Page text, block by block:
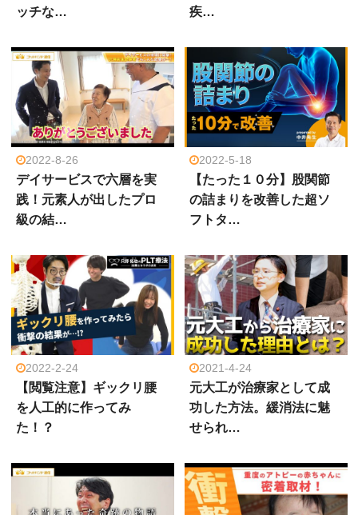
ッチな…
疾…
2022-8-26
デイサービスで六層を実
践！元素人が出したプロ
級の結…
2022-5-18
【たった１０分】股関節
の詰まりを改善した超ソ
フトタ…
2022-2-24
【閲覧注意】ギックリ腰
を人工的に作ってみ
た！？
2021-4-24
元大工が治療家として成
功した方法。緩消法に魅
せられ…